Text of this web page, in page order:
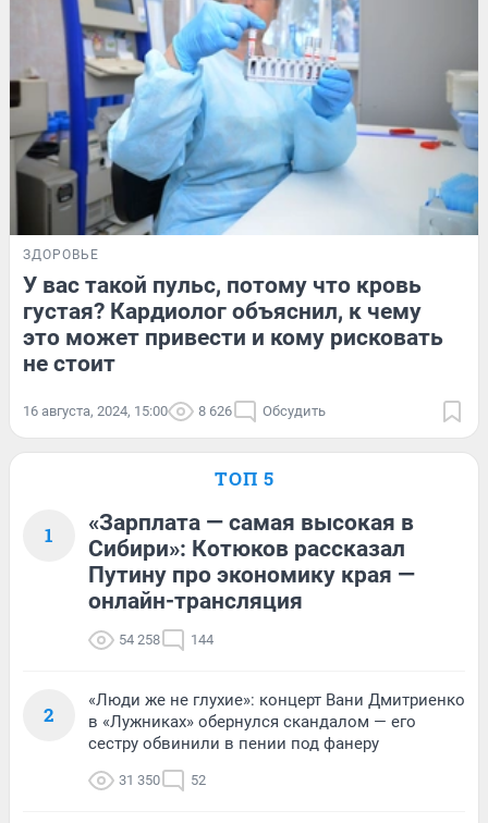
ЗДОРОВЬЕ
У вас такой пульс, потому что кровь
густая? Кардиолог объяснил, к чему
это может привести и кому рисковать
не стоит
16 августа, 2024, 15:00 8 626 Обсудить
ТОП 5
1
«Зарплата — самая высокая в
Сибири»: Котюков рассказал
Путину про экономику края —
онлайн-трансляция
54 258 144
2
«Люди же не глухие»: концерт Вани Дмитриенко
в «Лужниках» обернулся скандалом — его
сестру обвинили в пении под фанеру
31 350 52